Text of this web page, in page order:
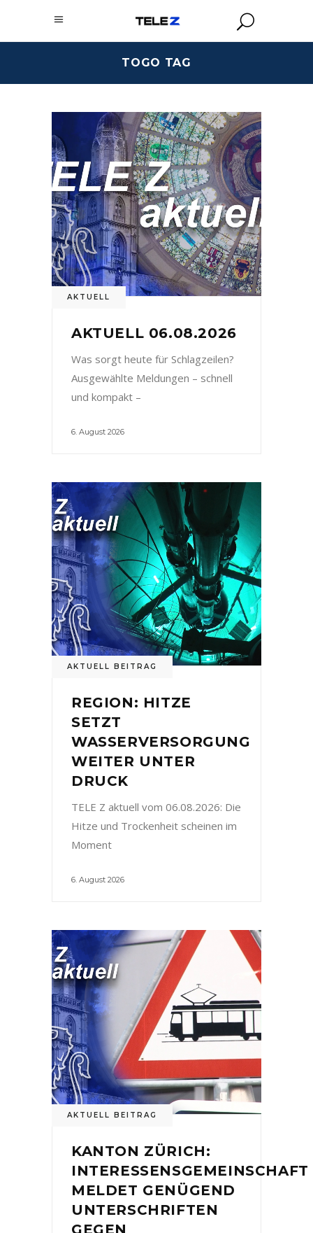
TOGO TAG
AKTUELL
AKTUELL 06.08.2026
Was sorgt heute für Schlagzeilen?
Ausgewählte Meldungen – schnell
und kompakt –
6. August 2026
AKTUELL BEITRAG
REGION: HITZE
SETZT
WASSERVERSORGUNG
WEITER UNTER
DRUCK
TELE Z aktuell vom 06.08.2026: Die
Hitze und Trockenheit scheinen im
Moment
6. August 2026
AKTUELL BEITRAG
KANTON ZÜRICH:
INTERESSENSGEMEINSCHAFT
MELDET GENÜGEND
UNTERSCHRIFTEN
GEGEN